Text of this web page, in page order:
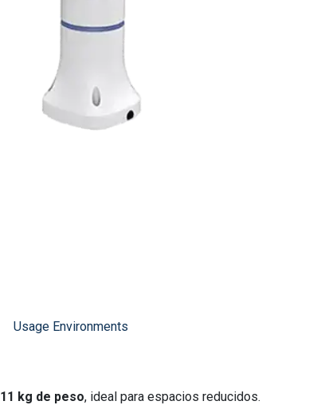
Usage Environments
11 kg de peso, ideal para espacios reducidos.